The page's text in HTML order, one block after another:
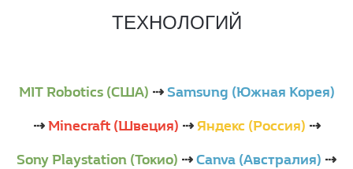
ТЕХНОЛОГИЙ
MIT Robotics (США) ⇢Samsung (Южная Корея)
⇢Mineсraft (Швеция) ⇢Яндекс (Россия) ⇢
Sony Playstation (Токио) ⇢Canva (Австралия) ⇢